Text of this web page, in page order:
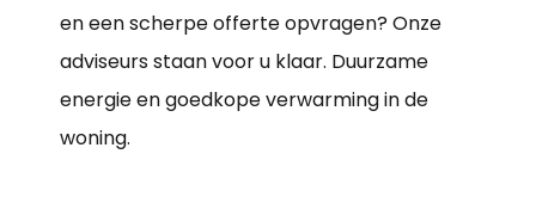
en een scherpe offerte opvragen? Onze
adviseurs staan voor u klaar. Duurzame
energie en goedkope verwarming in de
woning.